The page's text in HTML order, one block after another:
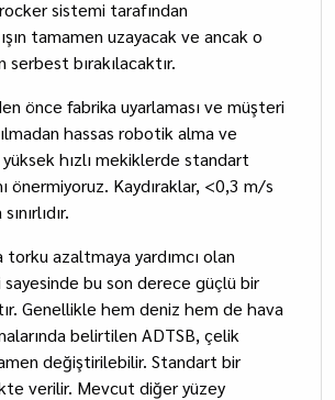
sistemi tarafından
tamamen uzayacak ve ancak o
serbest bırakılacaktır.
önce fabrika uyarlaması ve müşteri
hassas robotik alma ve
hızlı mekiklerde standart
önermiyoruz. Kaydıraklar, <0,3 m/s
torku azaltmaya yardımcı olan
bu son derece güçlü bir
Genellikle hem deniz hem de hava
belirtilen ADTSB, çelik
değiştirilebilir. Standart bir
verilir. Mevcut diğer yüzey